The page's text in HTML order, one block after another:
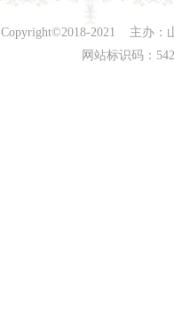
Copyright©2018-2021 主办：
网站标识码：